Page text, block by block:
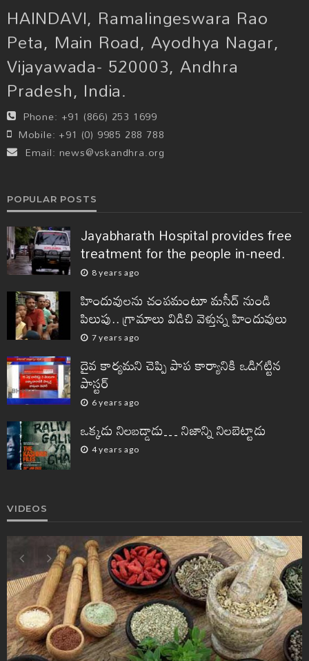
HAINDAVI, Ramalingeswara Rao
Peta, Main Road, Ayodhya Nagar,
Vijayawada- 520003, Andhra
Pradesh, India.
Phone: +91 (866) 253 1699
Mobile: +91 (0) 9985 288 788
Email: news@vskandhra.org
POPULAR POSTS
Jayabharath Hospital provides free
treatment for the people in-need.
8 years ago
హిందువులను చంపమంటూ మసీద్ నుండి
పిలుపు.. గ్రామాలు విడిచి వెళ్తున్న హిందువులు
7 years ago
దైవ కార్యమని చెప్పి పాప కార్యానికి ఒడిగట్టిన
పాస్టర్
6 years ago
ఒక్కడు నిలబడ్డాడు… నిజాన్ని నిలబెట్టాడు
4 years ago
VIDEOS